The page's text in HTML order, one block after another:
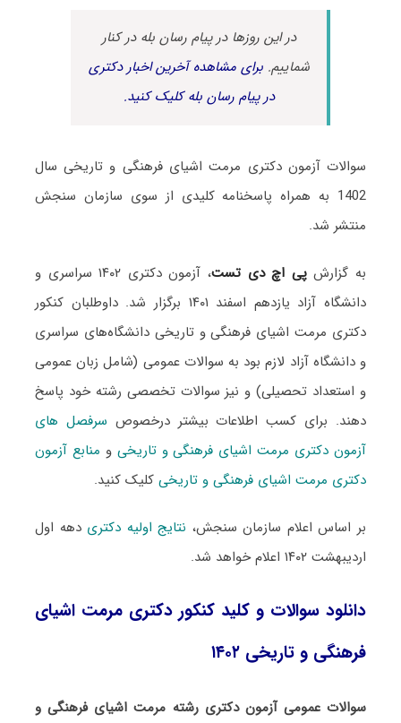
در این روزها در پیام رسان بله در کنار
شماییم.برای مشاهده آخرین اخبار دکتری
در پیام رسان بله کلیک کنید.
سوالات آزمون دکتری مرمت اشیای فرهنگی و تاریخی سال
1402 به همراه پاسخنامه کلیدی از سوی سازمان سنجش
منتشر شد.
به گزارشپی اچ دی تست
، آزمون دکتری ۱۴۰۲ سراسری و
دانشگاه آزاد یازدهم اسفند ۱۴۰۱ برگزار شد. داوطلبان کنکور
دکتری مرمت اشیای فرهنگی و تاریخی دانشگاه‌های سراسری
و دانشگاه آزاد لازم بود به سوالات عمومی (شامل زبان عمومی
و استعداد تحصیلی) و نیز سوالات تخصصی رشته خود پاسخ
دهند. برای کسب اطلاعات بیشتر درخصوص سرفصل های
آزمون دکتری مرمت اشیای فرهنگی و تاریخی و منابع آزمون
دکتری مرمت اشیای فرهنگی و تاریخیکلیک کنید.
بر اساس اعلام سازمان سنجش، نتایج اولیه دکتری دهه اول
اردیبهشت ۱۴۰۲ اعلام خواهد شد.
دانلود سوالات و کلید کنکور دکتری مرمت اشیای
فرهنگی و تاریخی ۱۴۰۲
سوالات عمومی آزمون دکتری رشته مرمت اشیای فرهنگی و